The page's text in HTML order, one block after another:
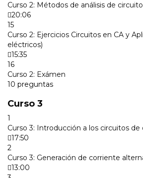
Curso 2: Métodos de análisis de
20:06
15
Curso 2: Ejercicios Circuitos en CA y
eléctricos)
15:35
16
Curso 2: Exámen
10 preguntas
Curso 3
1
Curso 3: Introducción a los circuitos
17:50
2
Curso 3: Generación de corriente
13:00